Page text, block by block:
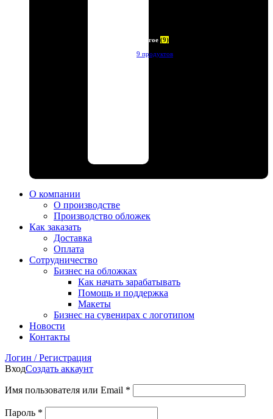
Другое (9)
9 продуктов
О компании
О производстве
Производство обложек
Как заказать
Доставка
Оплата
Сотрудничество
Бизнес на обложках
Как начать зарабатывать
Помощь и поддержка
Макеты
Бизнес на сувенирах с логотипом
Новости
Контакты
Логин / Регистрация
ВходСоздать аккаунт
Имя пользователя или Email *
Пароль *